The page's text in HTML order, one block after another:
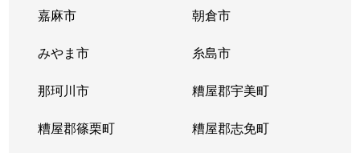
嘉麻市 朝倉市
みやま市 糸島市
那珂川市 糟屋郡宇美町
糟屋郡篠栗町 糟屋郡志免町